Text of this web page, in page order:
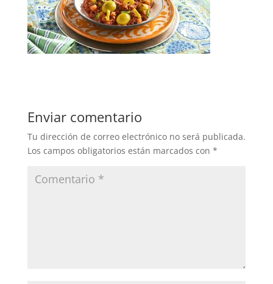
Enviar comentario
Tu dirección de correo electrónico no será publicada.
Los campos obligatorios están marcados con *